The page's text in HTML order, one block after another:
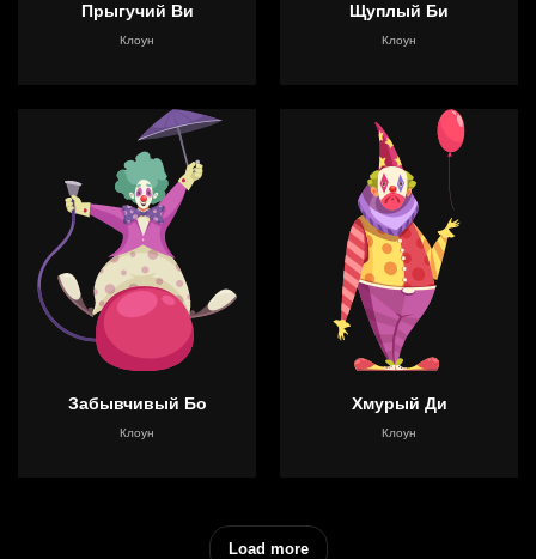
Прыгучий Ви
Клоун
Щуплый Би
Клоун
Забывчивый Бо
Клоун
Хмурый Ди
Клоун
Load more